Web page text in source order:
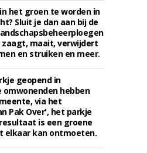
het groen te worden in
Sluit je dan aan bij de
zaagt, maait, verwijdert
en struiken en meer.
geopend in
omwonenden hebben
via het
Pak Over', het parkje
is een groene
elkaar kan ontmoeten.